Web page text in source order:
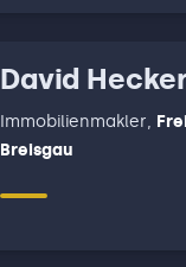
David
Immobilienmakler,
Breisgau